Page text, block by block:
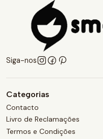
Siga-nos
Categorias
Contacto
Livro de Reclamações
Termos e Condições